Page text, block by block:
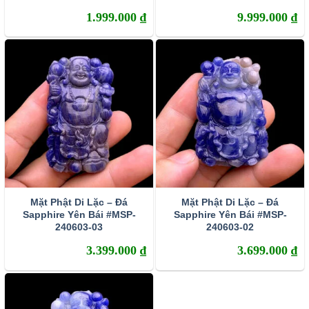
(một dạng đặc biệt của Oxit nhôm – Al203). Khi kết
màu đỏ thì con người vẫn quen gọi chúng là Ruby
(hồng ngọc) còn các corundum màu khác thì được
gọi chung là Sapphire.
1.999.000 ₫ 9.999.000 ₫
Mặt Phật Di Lặc – Đá
Sapphire Yên Bái #MSP-
240603-03
3.399.000 ₫
Mặt Phật Di Lặc – Đá
Sapphire Yên Bái #MSP-
240603-02
3.699.000 ₫